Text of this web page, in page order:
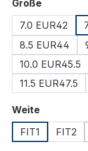
Größe
7.0 EUR42
8.5 EUR44
10.0 EUR45.5
11.5 EUR47.5
Weiteauswählen
FIT1
FIT2